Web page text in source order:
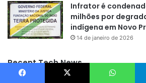
Infrator é
milhões por
indígena em Novo
14 de janeiro de 2026
Recent Tech News